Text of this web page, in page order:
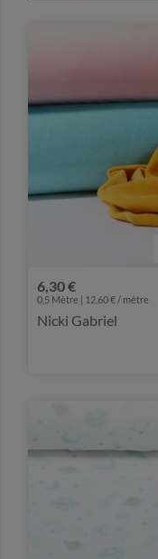
6,30 €
0,5 Mètre | 12,60 € / mètre
Nicki Gabriel